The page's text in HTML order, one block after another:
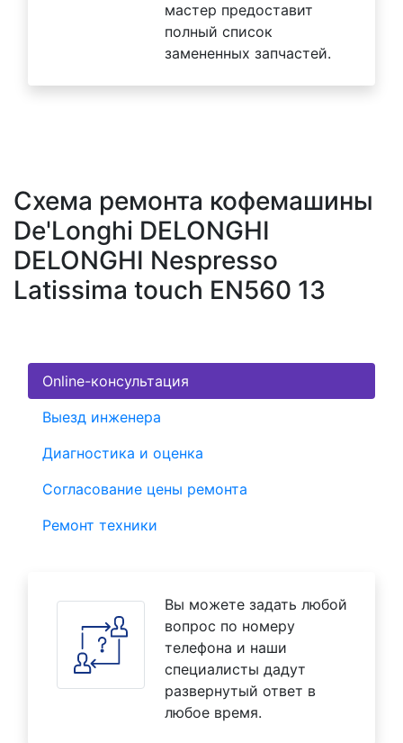
мастер предоставит
полный список
замененных запчастей.
Схема ремонта кофемашины
De'Longhi DELONGHI
DELONGHI Nespresso
Latissima touch EN560 13
Online-консультация
Выезд инженера
Диагностика и оценка
Согласование цены ремонта
Ремонт техники
Вы можете задать любой
вопрос по номеру
телефона и наши
специалисты дадут
развернутый ответ в
любое время.